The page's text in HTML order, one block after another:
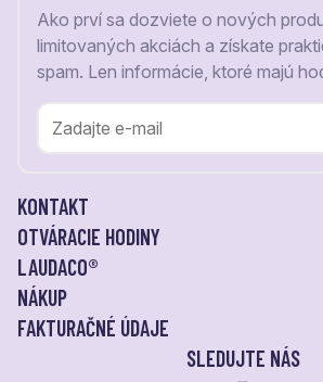
Ako prví sa dozviete o nových
limitovaných akciách a získate
spam. Len informácie, ktoré majú
KONTAKT
OTVÁRACIE HODINY
LAUDACO®
NÁKUP
FAKTURAČNÉ ÚDAJE
SLEDUJTE NÁS